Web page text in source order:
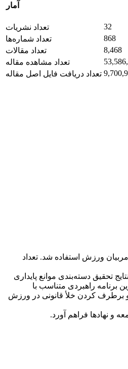
آمار
تعداد نشریات
32
تعداد شماره‌ها
868
تعداد مقالات
8,468
تعداد مشاهده مقاله
تعداد دریافت فایل اصل مقاله
ورزش استفاده شد. تعداد
تحقیق دسته‌بندی موانع پایداری
برنامه راهبردی متناسب با
برطرف کردن خلأ قانونی در ورزش
و نهادها فراهم آورد.